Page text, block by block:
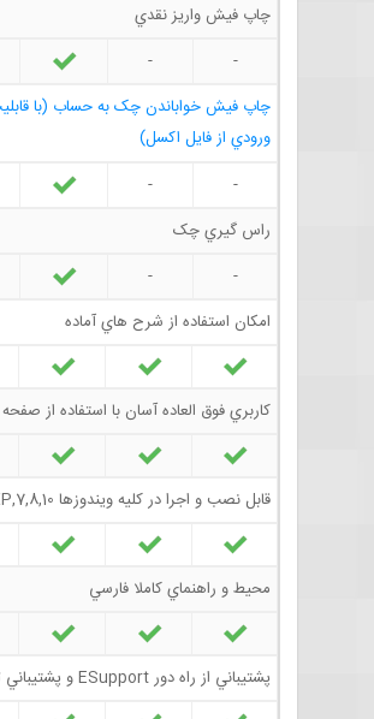
چاپ فيش واريز نقدي
-
-
چاپ فيش خواباندن چک به حساب (با
ورودي از فايل اکسل)
-
-
راس گيري چک
-
-
امکان استفاده از شرح هاي آماده
کاربري فوق العاده آسان با استفاده از
قابل نصب و اجرا در كليه ويندوزها WIN XP,7,8,10
محيط و راهنماي كاملا فارسي
پشتيباني از راه دور ESupport و پشتيباني تلفني